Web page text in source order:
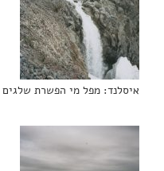
איסלנד: מפל מי הפשרת שלגים